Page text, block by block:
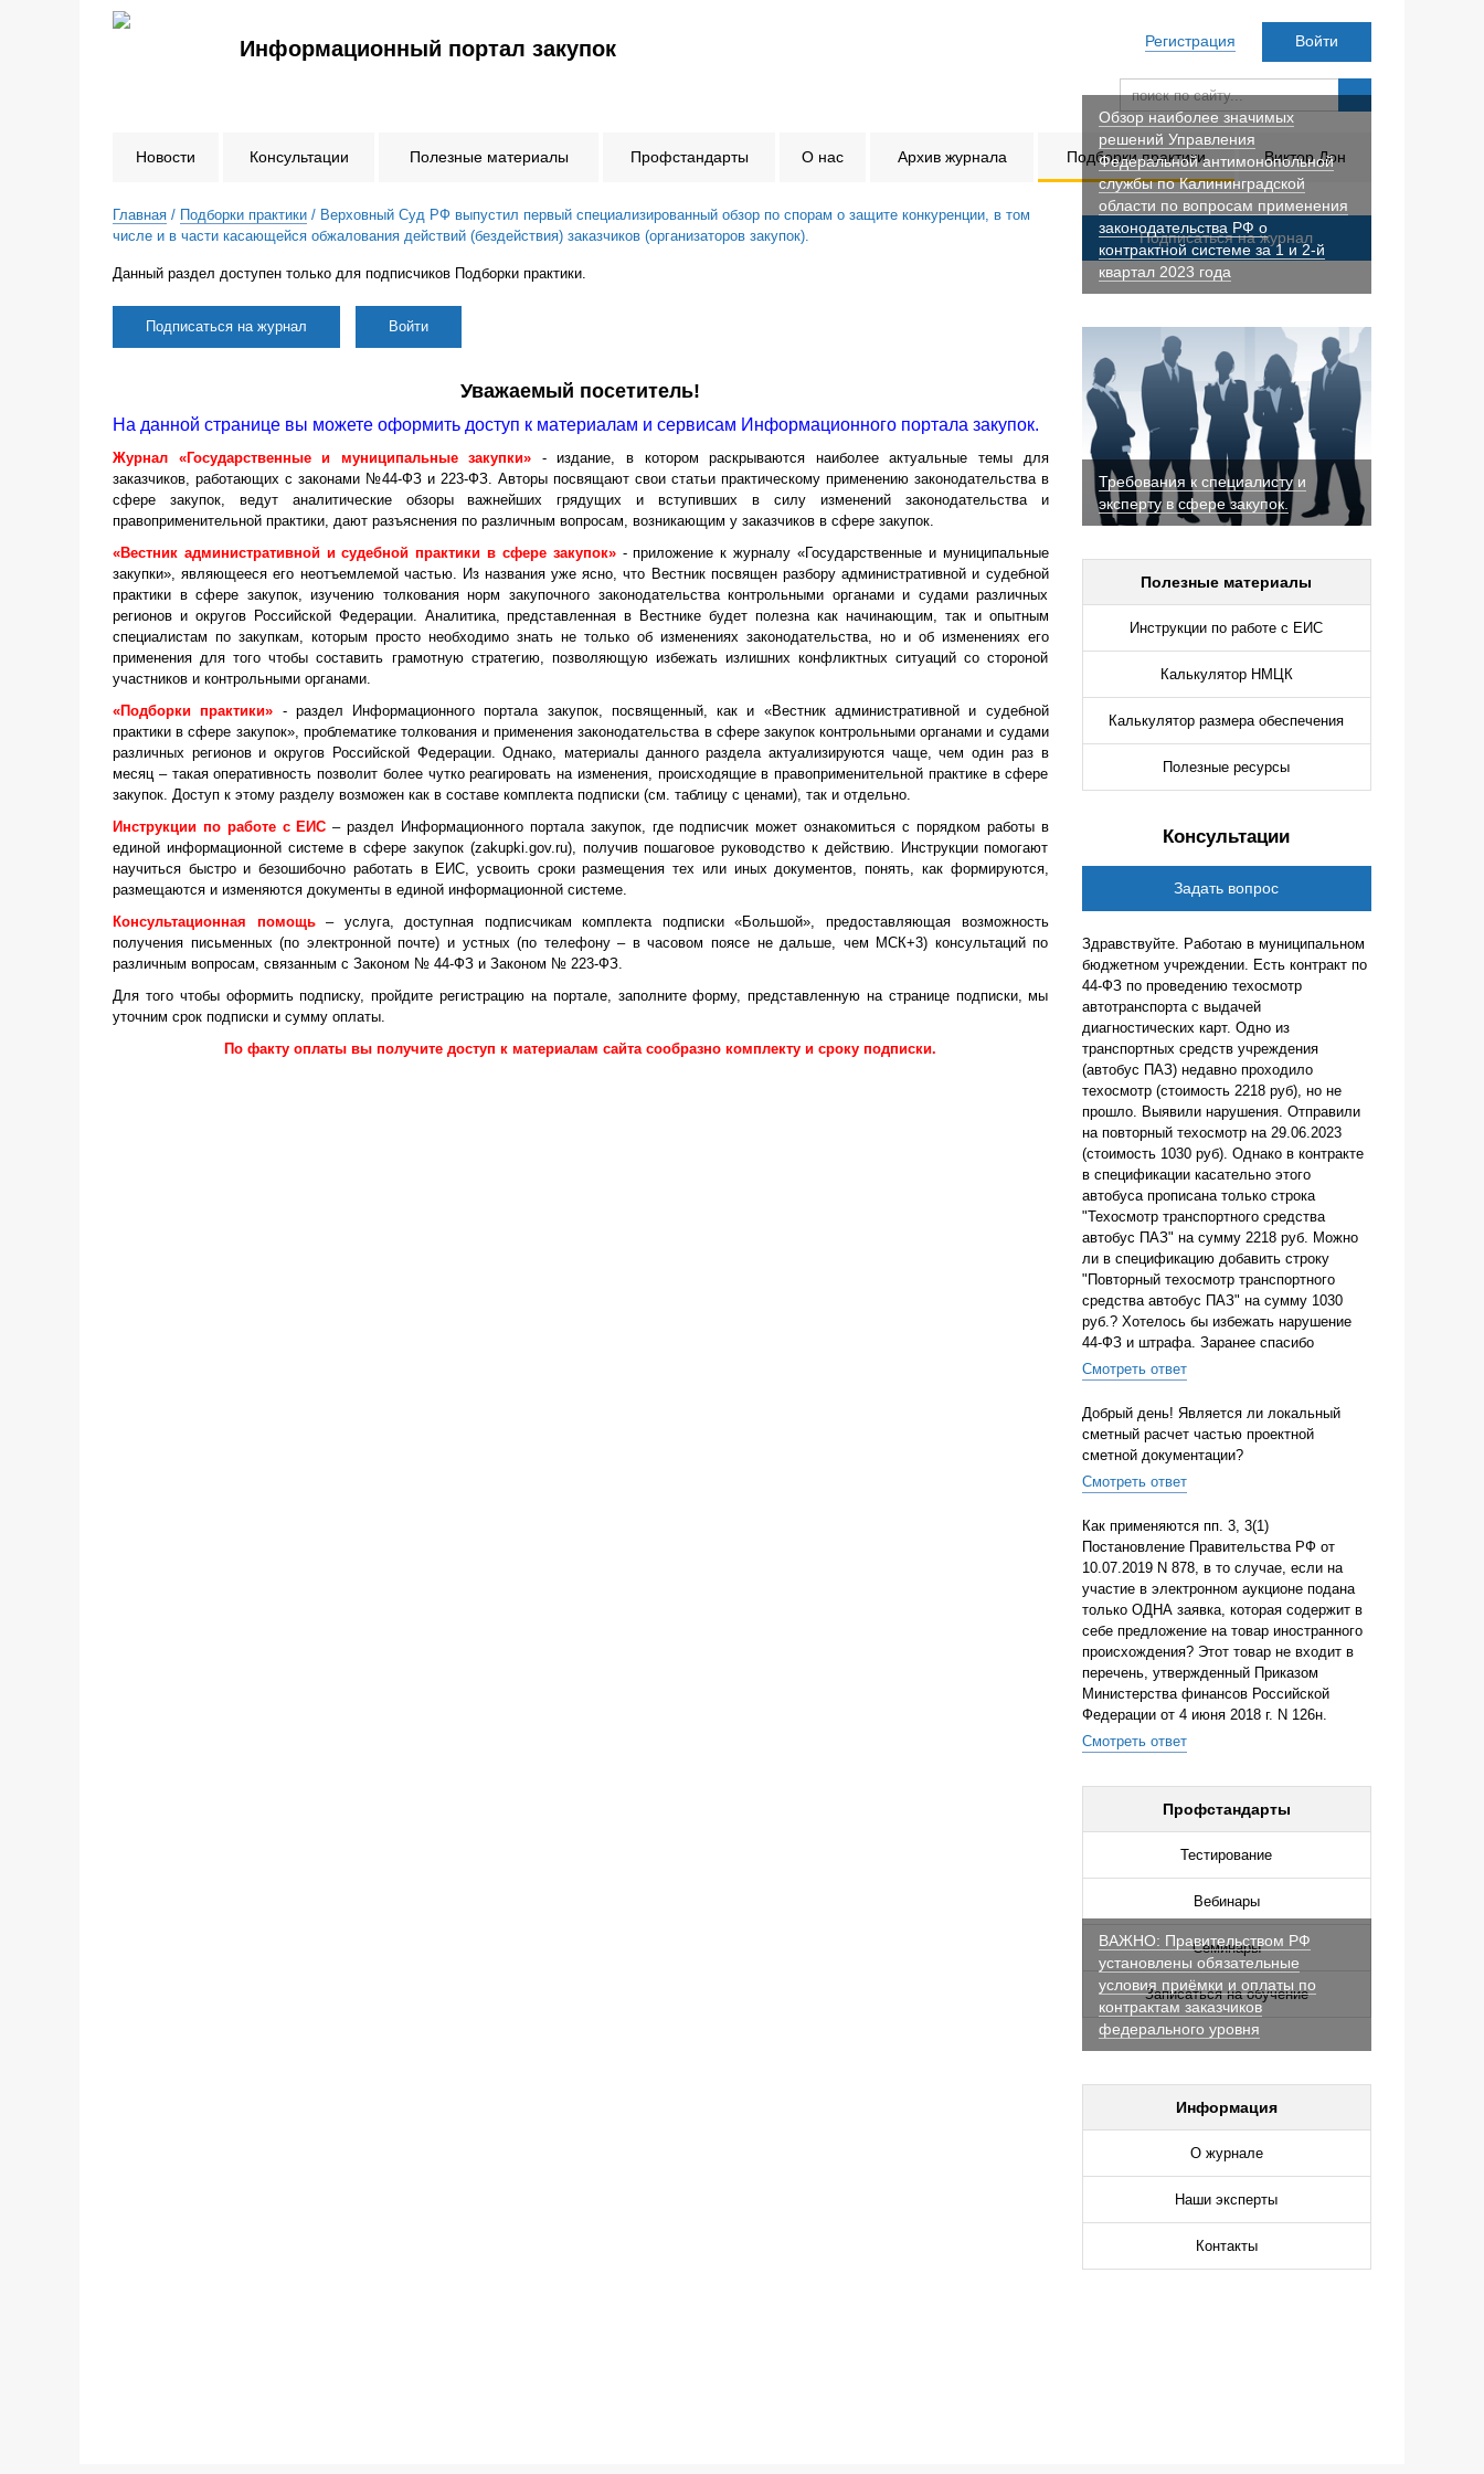
Информационный портал закупок Регистрация Войти
Новости Консультации Полезные материалы Профстандарты О нас Архив журнала Подборки практики Виктор Дон
Главная / Подборки практики / Верховный Суд РФ выпустил первый специализированный обзор по спорам о защите конкуренции, в том
числе и в части касающейся обжалования действий (бездействия) заказчиков (организаторов закупок).
Данный раздел доступен только для подписчиков Подборки практики.
Подписаться на журнал Войти
Уважаемый посетитель!
На данной странице вы можете оформить доступ к материалам и сервисам Информационного портала закупок.
Журнал «Государственные и муниципальные закупки» - издание, в котором раскрываются наиболее актуальные темы для
заказчиков, работающих с законами №44-ФЗ и 223-ФЗ. Авторы посвящают свои статьи практическому применению законодательства в
сфере закупок, ведут аналитические обзоры важнейших грядущих и вступивших в силу изменений законодательства и
правоприменительной практики, дают разъяснения по различным вопросам, возникающим у заказчиков в сфере закупок.
«Вестник административной и судебной практики в сфере закупок»- приложение к журналу «Государственные и муниципальные
закупки», являющееся его неотъемлемой частью. Из названия уже ясно, что Вестник посвящен разбору административной и судебной
практики в сфере закупок, изучению толкования норм закупочного законодательства контрольными органами и судами различных
регионов и округов Российской Федерации. Аналитика, представленная в Вестнике будет полезна как начинающим, так и опытным
специалистам по закупкам, которым просто необходимо знать не только об изменениях законодательства, но и об изменениях его
применения для того чтобы составить грамотную стратегию, позволяющую избежать излишних конфликтных ситуаций со стороной
участников и контрольными органами.
«Подборки практики» - раздел Информационного портала закупок, посвященный, как и «Вестник административной и судебной
практики в сфере закупок», проблематике толкования и применения законодательства в сфере закупок контрольными органами и судами
различных регионов и округов Российской Федерации. Однако, материалы данного раздела актуализируются чаще, чем один раз в
месяц – такая оперативность позволит более чутко реагировать на изменения, происходящие в правоприменительной практике в сфере
закупок. Доступ к этому разделу возможен как в составе комплекта подписки (см. таблицу с ценами), так и отдельно.
Инструкции по работе с ЕИС – раздел Информационного портала закупок, где подписчик может ознакомиться с порядком работы в
единой информационной системе в сфере закупок (zakupki.gov.ru), получив пошаговое руководство к действию. Инструкции помогают
научиться быстро и безошибочно работать в ЕИС, усвоить сроки размещения тех или иных документов, понять, как формируются,
размещаются и изменяются документы в единой информационной системе.
Консультационная помощь
– услуга, доступная подписчикам комплекта подписки «Большой», предоставляющая возможность
получения письменных (по электронной почте) и устных (по телефону – в часовом поясе не дальше, чем МСК+3) консультаций по
различным вопросам, связанным с Законом № 44-ФЗ и Законом № 223-ФЗ.
Для того чтобы оформить подписку, пройдите регистрацию на портале, заполните форму, представленную на странице подписки, мы
уточним срок подписки и сумму оплаты.
По факту оплаты вы получите доступ к материалам сайта сообразно комплекту и сроку подписки.
Подписаться на журнал
Обзор наиболее значимых
решений Управления
Федеральной антимонопольной
службы по Калининградской
области по вопросам применения
законодательства РФ о
контрактной системе за 1 и 2-й
квартал 2023 года
Требования к специалисту и
эксперту в сфере закупок.
Полезные материалы
Инструкции по работе с ЕИС
Калькулятор НМЦК
Калькулятор размера обеспечения
Полезные ресурсы
Консультации
Задать вопрос
Здравствуйте. Работаю в муниципальном
бюджетном учреждении. Есть контракт по
44-ФЗ по проведению техосмотр
автотранспорта с выдачей
диагностических карт. Одно из
транспортных средств учреждения
(автобус ПАЗ) недавно проходило
техосмотр (стоимость 2218 руб), но не
прошло. Выявили нарушения. Отправили
на повторный техосмотр на 29.06.2023
(стоимость 1030 руб). Однако в контракте
в спецификации касательно этого
автобуса прописана только строка
"Техосмотр транспортного средства
автобус ПАЗ" на сумму 2218 руб. Можно
ли в спецификацию добавить строку
"Повторный техосмотр транспортного
средства автобус ПАЗ" на сумму 1030
руб.? Хотелось бы избежать нарушение
44-ФЗ и штрафа. Заранее спасибо
Смотреть ответ
Добрый день! Является ли локальный
сметный расчет частью проектной
сметной документации?
Смотреть ответ
Как применяются пп. 3, 3(1)
Постановление Правительства РФ от
10.07.2019 N 878, в то случае, если на
участие в электронном аукционе подана
только ОДНА заявка, которая содержит в
себе предложение на товар иностранного
происхождения? Этот товар не входит в
перечень, утвержденный Приказом
Министерства финансов Российской
Федерации от 4 июня 2018 г. N 126н.
Смотреть ответ
Профстандарты
Тестирование
Вебинары
Семинары
Записаться на обучение
ВАЖНО: Правительством РФ
установлены обязательные
условия приёмки и оплаты по
контрактам заказчиков
федерального уровня
Информация
О журнале
Наши эксперты
Контакты